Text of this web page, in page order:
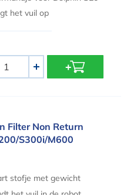
S300i
het vuil op
+
Flap S200/S300i/M600
Filter Non Return
S300i/M600
stofje met gewicht